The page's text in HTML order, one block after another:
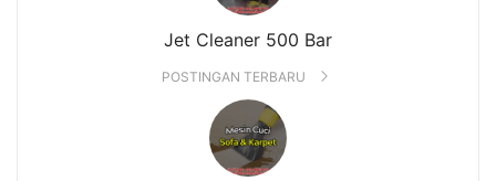
Jet Cleaner 500 Bar
POSTINGAN TERBARU